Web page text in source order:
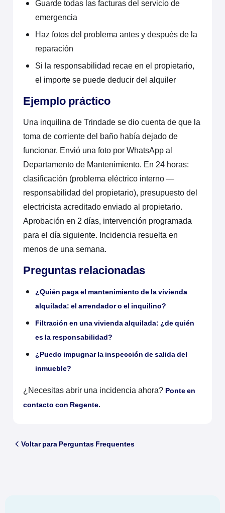
Guarde todas las facturas del servicio de
emergencia
Haz fotos del problema antes y después de la
reparación
Si la responsabilidad recae en el propietario,
el importe se puede deducir del alquiler
Ejemplo práctico
Una inquilina de Trindade se dio cuenta de que la
toma de corriente del baño había dejado de
funcionar. Envió una foto por WhatsApp al
Departamento de Mantenimiento. En 24 horas:
clasificación (problema eléctrico interno —
responsabilidad del propietario), presupuesto del
electricista acreditado enviado al propietario.
Aprobación en 2 días, intervención programada
para el día siguiente. Incidencia resuelta en
menos de una semana.
Preguntas relacionadas
¿Quién paga el mantenimiento de la vivienda
alquilada: el arrendador o el inquilino?
Filtración en una vivienda alquilada: ¿de quién
es la responsabilidad?
¿Puedo impugnar la inspección de salida del
inmueble?
¿Necesitas abrir una incidencia ahora? Ponte en
contacto con Regente.
Voltar para Perguntas Frequentes